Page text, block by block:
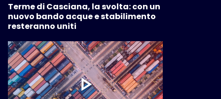
Terme di Casciana, la svolta: con un
nuovo bando acque e stabilimento
resteranno uniti